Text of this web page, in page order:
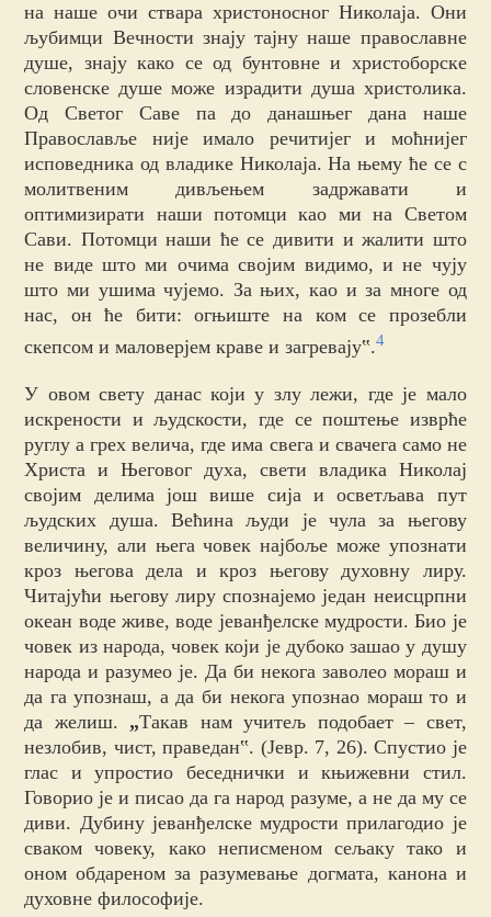
на наше очи ствара христоносног Николаја. Они
љубимци Вечности знају тајну наше православне
душе, знају како се од бунтовне и христоборске
словенске душе може израдити душа христолика.
Од Светог Саве па до данашњег дана наше
Православље није имало речитијег и моћнијег
исповедника од владике Николаја. На њему ће се с
молитвеним дивљењем задржавати и
оптимизирати наши потомци као ми на Светом
Сави. Потомци наши ће се дивити и жалити што
не виде што ми очима својим видимо, и не чују
што ми ушима чујемо. За њих, као и за многе од
нас, он ће бити: огњиште на ком се прозебли
скепсом и маловерјем краве и загревају‟.4
У овом свету данас који у злу лежи, где је мало
искрености и људскости, где се поштење изврће
руглу а грех велича, где има свега и свачега само не
Христа и Његовог духа, свети владика Николај
својим делима још више сија и осветљава пут
људских душа. Већина људи је чула за његову
величину, али њега човек најбоље може упознати
кроз његова дела и кроз његову духовну лиру.
Читајући његову лиру спознајемо један неисцрпни
океан воде живе, воде јеванђелске мудрости. Био је
човек из народа, човек који је дубоко зашао у душу
народа и разумео је. Да би некога заволео мораш и
да га упознаш, а да би некога упознао мораш то и
да желиш. „Такав нам учитељ подобает – свет,
незлобив, чист, праведан‟. (Јевр. 7, 26). Спустио је
глас и упростио беседнички и књижевни стил.
Говорио је и писао да га народ разуме, а не да му се
диви. Дубину јеванђелске мудрости прилагодио је
сваком човеку, како неписменом сељаку тако и
оном обдареном за разумевање догмата, канона и
духовне философије.